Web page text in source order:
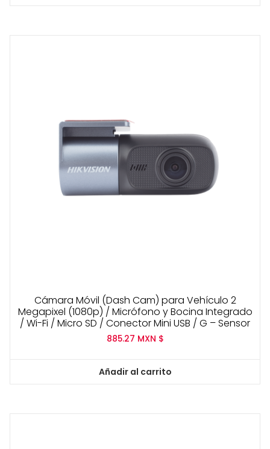
Cámara Móvil (Dash Cam) para Vehículo 2
Megapixel (1080p) / Micrófono y Bocina Integrado
/ Wi-Fi / Micro SD / Conector Mini USB / G – Sensor
885.27 MXN $
Añadir al carrito